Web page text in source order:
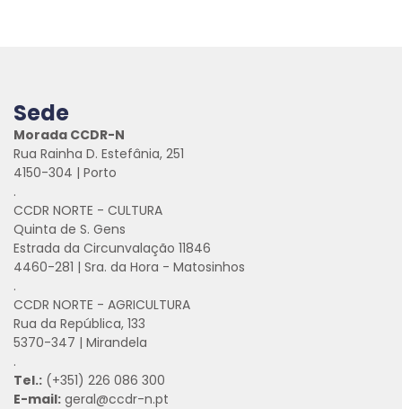
Sede
Morada CCDR-N
Rua Rainha D. Estefânia, 251
4150-304 | Porto
.
CCDR NORTE - CULTURA
Quinta de S. Gens
Estrada da Circunvalação 11846
4460-281 | Sra. da Hora - Matosinhos
.
CCDR NORTE - AGRICULTURA
Rua da República, 133
5370-347 | Mirandela
.
Tel.: (+351) 226 086 300
E-mail: geral@ccdr-n.pt